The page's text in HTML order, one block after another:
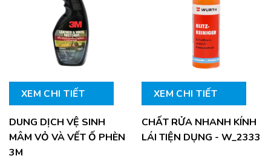
XEM CHI TIẾT
DUNG DỊCH VỆ SINH
MÂM VỎ VÀ VẾT Ố PHÈN
3M
XEM CHI TIẾT
CHẤT RỬA NHANH KÍNH
LÁI TIỆN DỤNG - W_2333